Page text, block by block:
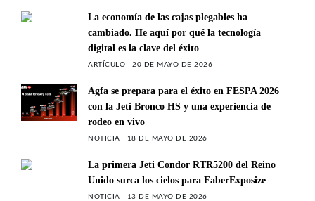
La economía de las cajas plegables ha
cambiado. He aquí por qué la tecnología
digital es la clave del éxito
ARTÍCULO 20 DE MAYO DE 2026
Agfa se prepara para el éxito en FESPA 2026
con la Jeti Bronco HS y una experiencia de
rodeo en vivo
NOTICIA 18 DE MAYO DE 2026
La primera Jeti Condor RTR5200 del Reino
Unido surca los cielos para FaberExposize
NOTICIA 13 DE MAYO DE 2026